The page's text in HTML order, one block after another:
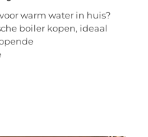
warm water in huis?
boiler kopen, ideaal